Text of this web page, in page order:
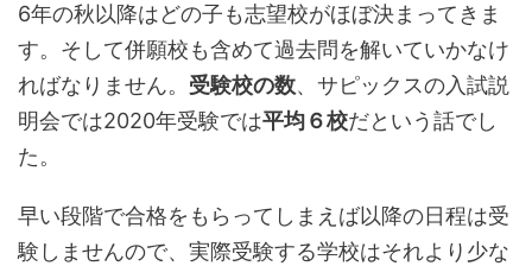
6年の秋以降はどの子も志望校がほぼ決まってきま
す。そして併願校も含めて過去問を解いていかなけ
ればなりません。 受験校の数、サピックスの入試説
明会では2020年受験では平均６校だという話でし
た。
早い段階で合格をもらってしまえば以降の日程は受
験しませんので、実際受験する学校はそれより少な